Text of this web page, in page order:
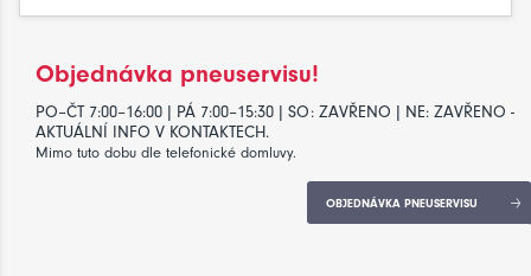
Objednávka pneuservisu!
PO–ČT 7:00–16:00 | PÁ 7:00–15:30 | SO: ZAVŘENO | NE: ZAVŘENO -
AKTUÁLNÍ INFO V KONTAKTECH.
Mimo tuto dobu dle telefonické domluvy.
OBJEDNÁVKA PNEUSERVISU